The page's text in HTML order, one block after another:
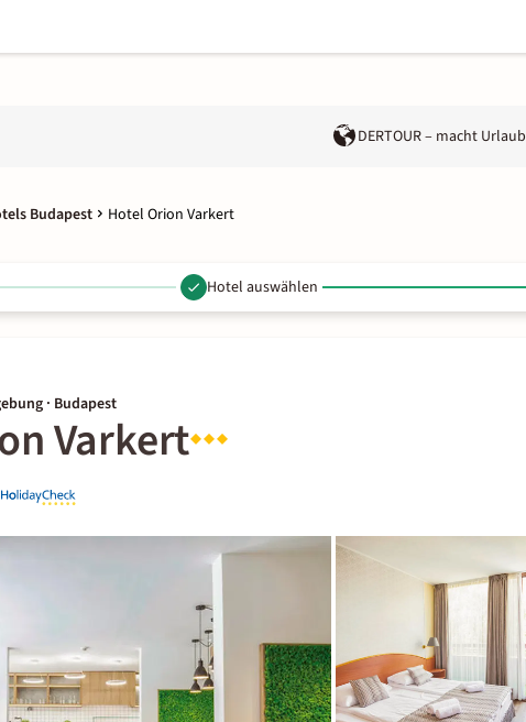
DERTOUR – macht Urlaub
Budapest Hotel Orion Varkert
Hotel auswählen
· Budapest
Varkert